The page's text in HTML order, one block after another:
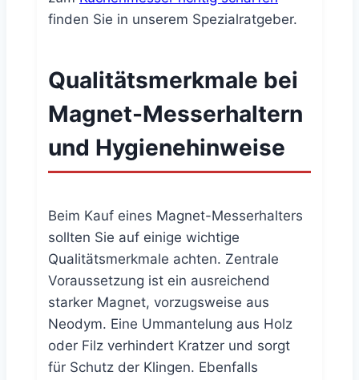
finden Sie in unserem Spezialratgeber.
Qualitätsmerkmale bei
Magnet-Messerhaltern
und Hygienehinweise
Beim Kauf eines Magnet-Messerhalters
sollten Sie auf einige wichtige
Qualitätsmerkmale achten. Zentrale
Voraussetzung ist ein ausreichend
starker Magnet, vorzugsweise aus
Neodym. Eine Ummantelung aus Holz
oder Filz verhindert Kratzer und sorgt
für Schutz der Klingen. Ebenfalls